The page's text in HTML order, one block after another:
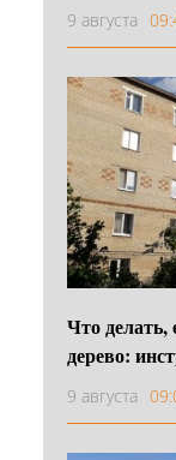
9 августа
Что делать,
дерево:
9 августа